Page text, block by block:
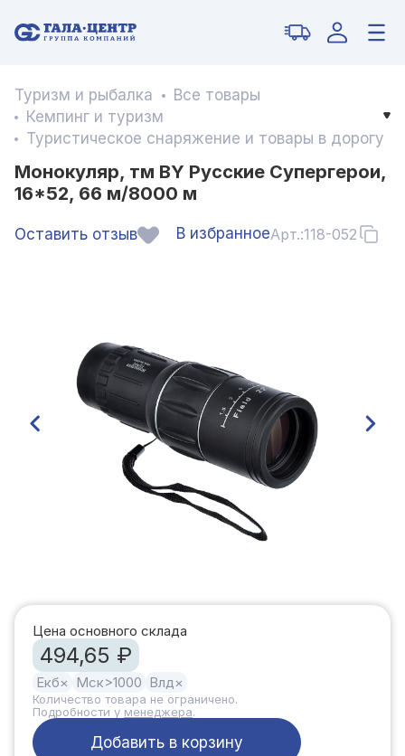
Туризм и рыбалка
Все товары
Кемпинг и туризм
Туристическое снаряжение и товары в дорогу
Монокуляр, тм BY Русские Супергерои,
16*52, 66 м/8000 м
Оставить отзыв В избранноеАрт.:118-052
Цена основного склада
494,65 ₽
Екб× Мск>1000 Влд ×
Количество товара не ограничено.
Подробности у менеджера.
Добавить в корзину